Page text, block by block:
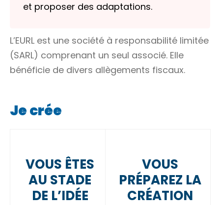
et proposer des adaptations.
L’EURL est une société à responsabilité limitée
(SARL) comprenant un seul associé. Elle
bénéficie de divers allègements fiscaux.
Je crée
VOUS ÊTES
AU STADE
DE L’IDÉE
VOUS
PRÉPAREZ LA
CRÉATION